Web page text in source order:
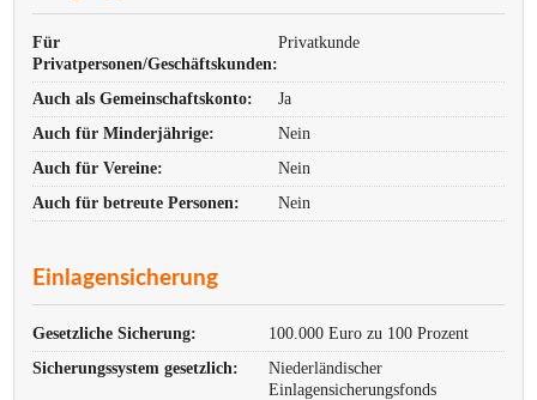
Für
Privatpersonen/Geschäftskunden:
Privatkunde
Auch als Gemeinschaftskonto:
Ja
Auch für Minderjährige:
Nein
Auch für Vereine:
Nein
Auch für betreute Personen:
Nein
Einlagensicherung
Gesetzliche Sicherung:
100.000 Euro zu 100 Prozent
Sicherungssystem gesetzlich:
Niederländischer
Einlagensicherungsfonds